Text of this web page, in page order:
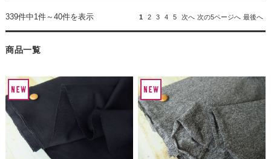
339件中1件～40件を表示 1 2 3 4 5 次へ 次の5ページへ 最後へ
商品一覧